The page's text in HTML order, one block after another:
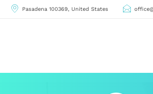
Pasadena 100369, United States